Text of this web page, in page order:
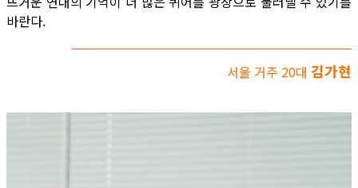
바란다.
서울 거주 20대 김가현